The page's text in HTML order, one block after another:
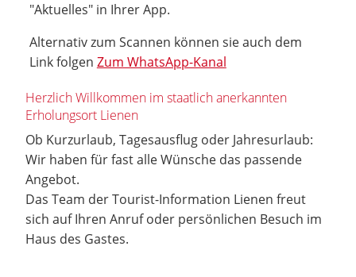
"Aktuelles" in Ihrer App.
Alternativ zum Scannen können sie auch dem
Link folgen Zum WhatsApp-Kanal
Herzlich Willkommen im staatlich anerkannten
Erholungsort Lienen
Ob Kurzurlaub, Tagesausflug oder Jahresurlaub:
Wir haben für fast alle Wünsche das passende
Angebot.
Das Team der Tourist-Information Lienen freut
sich auf Ihren Anruf oder persönlichen Besuch im
Haus des Gastes.